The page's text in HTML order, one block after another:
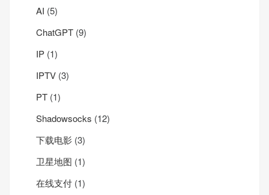
AI (5)
ChatGPT (9)
IP (1)
IPTV (3)
PT (1)
Shadowsocks (12)
下载电影 (3)
卫星地图 (1)
在线支付 (1)